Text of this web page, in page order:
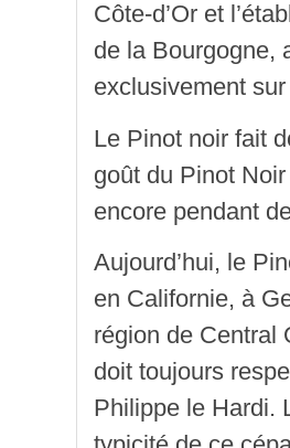
Côte-d’Or et
de la Bourgogne,
exclusivement
Le Pinot noir fait
goût du Pinot
encore pendant
Aujourd’hui, le
en Californie, à
région de Central
doit toujours
Philippe le Hardi.